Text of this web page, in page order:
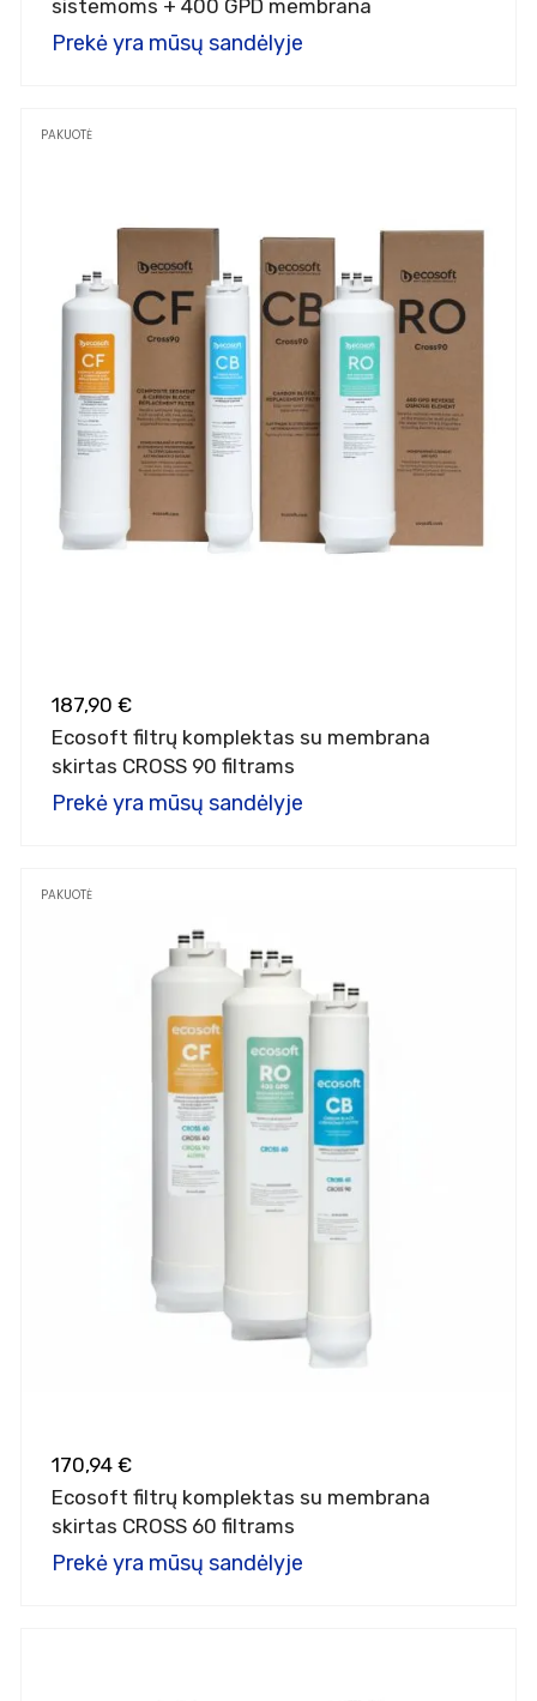
sistemoms + 400 GPD membrana
Prekė yra mūsų sandėlyje
PAKUOTĖ
187,90 €
Ecosoft filtrų komplektas su membrana
skirtas CROSS 90 filtrams
Prekė yra mūsų sandėlyje
PAKUOTĖ
170,94 €
Ecosoft filtrų komplektas su membrana
skirtas CROSS 60 filtrams
Prekė yra mūsų sandėlyje